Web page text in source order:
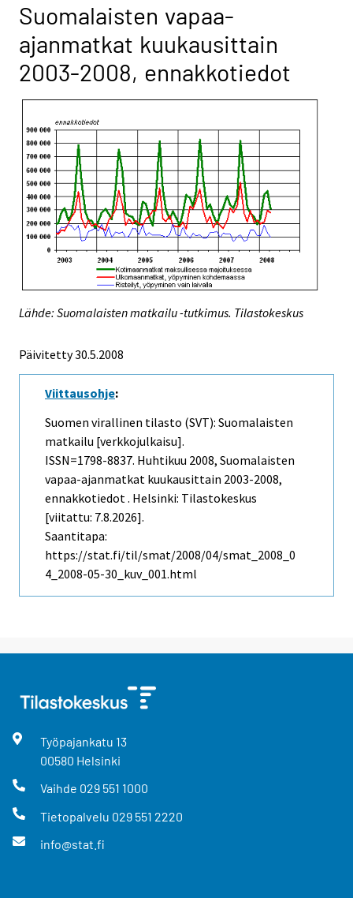
Suomalaisten vapaa-
ajanmatkat kuukausittain
2003-2008, ennakkotiedot
Lähde: Suomalaisten matkailu -tutkimus. Tilastokeskus
Päivitetty30.5.2008
Viittausohje:
Suomen virallinen tilasto (SVT): Suomalaisten
matkailu [verkkojulkaisu].
ISSN=1798-8837. Huhtikuu 2008, Suomalaisten
vapaa-ajanmatkat kuukausittain 2003-2008,
ennakkotiedot . Helsinki: Tilastokeskus
[viitattu: 7.8.2026].
Saantitapa:
https://stat.fi/til/smat/2008/04/smat_2008_0
4_2008-05-30_kuv_001.html
Työpajankatu 13
00580 Helsinki
Vaihde 029 551 1000
Tietopalvelu 029 551 2220
info@stat.fi